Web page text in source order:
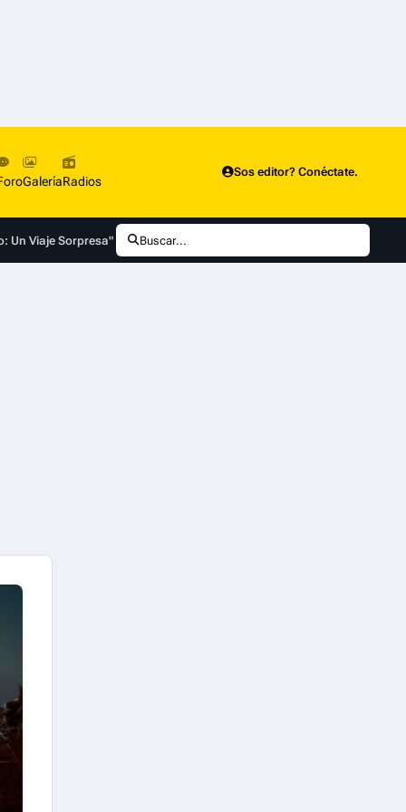
GaleríaRadios
Sos editor? Conéctate.
Un Viaje Sorpresa" Buscar...